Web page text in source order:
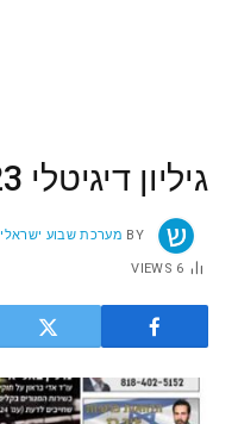
גיליון דיגיטלי 1423
BY מערכת שבוע ישראלי
6
VIEWS